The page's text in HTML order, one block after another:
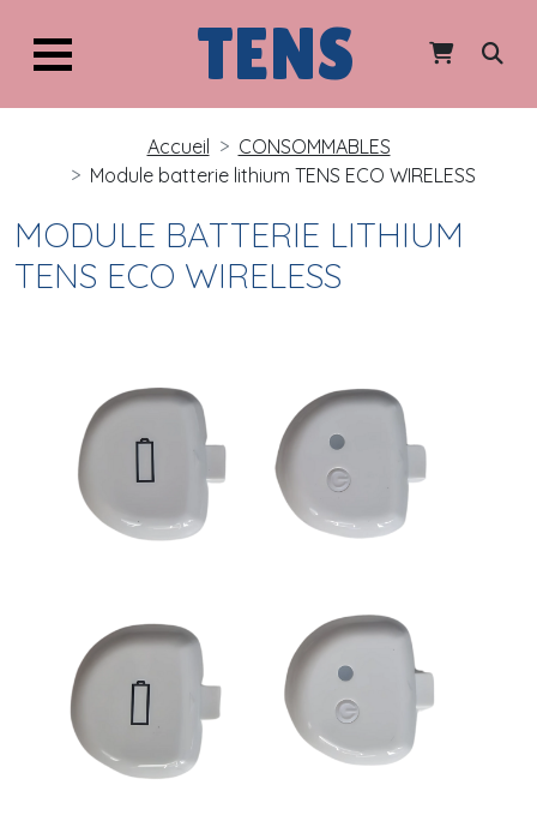
TENS
Accueil
CONSOMMABLES
Module batterie lithium TENS ECO WIRELESS
MODULE BATTERIE LITHIUM
TENS ECO WIRELESS